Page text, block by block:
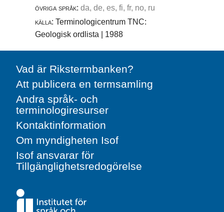
övriga språk: da, de, es, fi, fr, no, ru
källa: Terminologicentrum TNC:
Geologisk ordlista | 1988
Vad är Rikstermbanken?
Att publicera en termsamling
Andra språk- och
terminologiresurser
Kontaktinformation
Om myndigheten Isof
Isof ansvarar för
Tillgänglighetsredogörelse